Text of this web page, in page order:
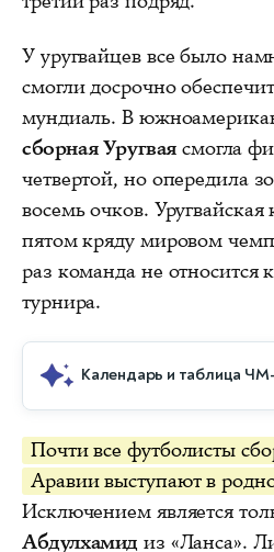
У уругвайцев все было
смогли досрочно
мундиаль. В
сборная Уругвая смогла
четвертой, но опередила
восемь очков.
пятом кряду мировом
раз команда не относится
турнира.
Календарь и таблица
Почти все футболисты
Аравии выступают в
Исключением является
Абдулхамид из «Ланса».